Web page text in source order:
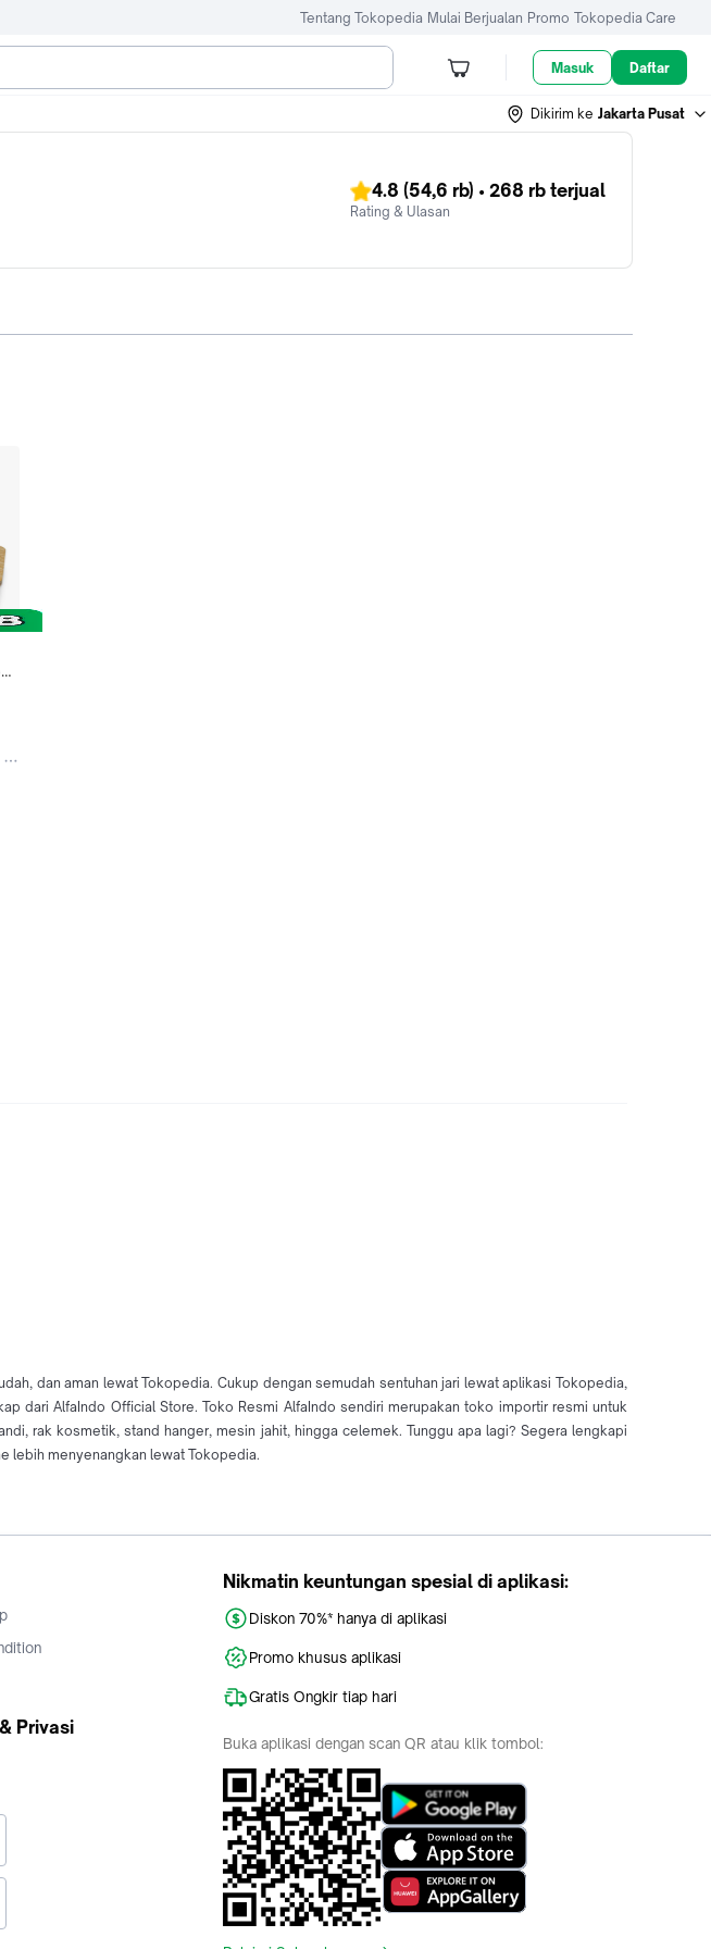
Tentang Tokopedia Mulai Berjualan Promo Tokopedia Care
Masuk Daftar
Dikirim ke Jakarta Pusat
4.8 (54,6 rb) • 268 rb terjual
Rating & Ulasan
dan aman lewat Tokopedia. Cukup dengan semudah sentuhan jari lewat aplikasi Tokopedia,
dari AlfaIndo Official Store. Toko Resmi AlfaIndo sendiri merupakan toko importir resmi untuk
rak kosmetik, stand hanger, mesin jahit, hingga celemek. Tunggu apa lagi? Segera lengkapi
lebih menyenangkan lewat Tokopedia.
Privasi
Nikmatin keuntungan spesial di aplikasi:
Diskon 70%* hanya di aplikasi
Promo khusus aplikasi
Gratis Ongkir tiap hari
Buka aplikasi dengan scan QR atau klik tombol: